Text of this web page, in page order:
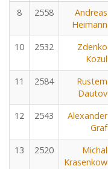
8 2558
Andreas
Heimann
10 2532
Zdenko
Kozul
11 2584
Rustem
Dautov
12 2543
Alexander
Graf
13 2520
Michal
Krasenkow